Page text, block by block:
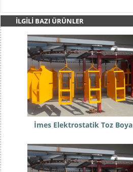
İLGİLİ BAZI ÜRÜNLER
İmes Elektrostatik Toz Boya